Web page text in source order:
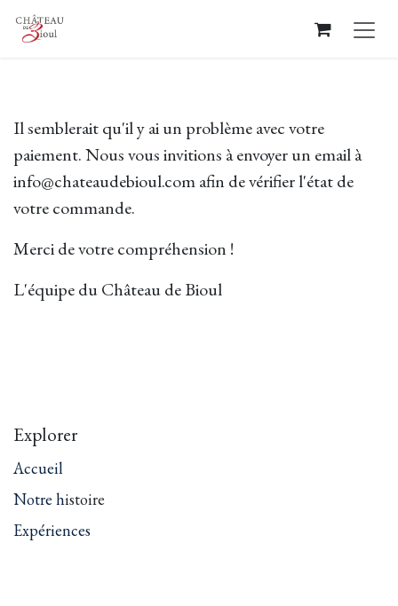
Se rendre au contenu
Il semblerait qu'il y ai un problème avec votre
paiement. Nous vous invitions à envoyer un email à
info@chateaudebioul.com afin de vérifier l'état de
votre commande.
Merci de votre compréhension !
L'équipe du Château de Bioul
Explorer
Accueil
Notre histoire
Expériences